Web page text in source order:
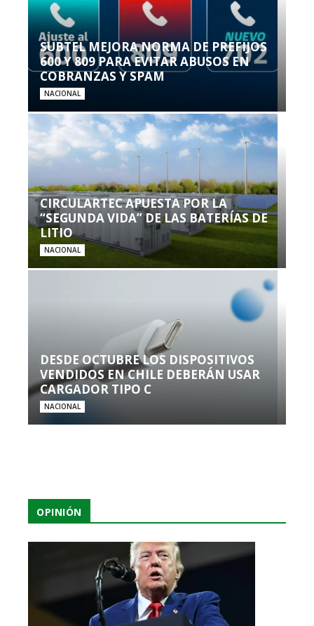
SUBTEL MEJORA NORMA DE PREFIJOS
600 Y 809 PARA EVITAR ABUSOS EN
COBRANZAS Y SPAM
NACIONAL
CIRCULARTEC APUESTA POR LA
“SEGUNDA VIDA” DE LAS BATERÍAS DE
LITIO
NACIONAL
DESDE OCTUBRE LOS DISPOSITIVOS
VENDIDOS EN CHILE DEBERÁN USAR
CARGADOR TIPO C
NACIONAL
OPINIÓN